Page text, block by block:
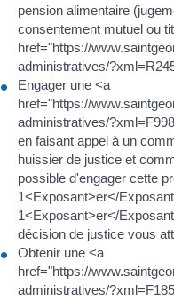
pension alimentaire
consentement mutuel ou
href="https://
administratives/
Engager une <a
href="https://
administratives/
en faisant appel à un
huissier de justice et
possible d'engager cette
1<Exposant>er</
1<Exposant>er</
décision de justice vous
Obtenir une <a
href="https://
administratives/